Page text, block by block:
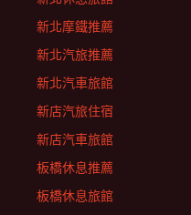
新北摩鐵推薦
新北汽旅推薦
新北汽車旅館
新店汽旅住宿
新店汽車旅館
板橋休息推薦
板橋休息旅館